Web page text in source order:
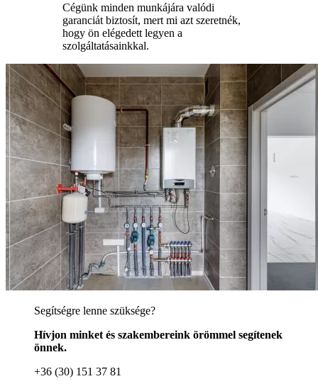
Cégünk minden munkájára valódi
garanciát biztosít, mert mi azt szeretnék,
hogy ön elégedett legyen a
szolgáltatásainkkal.
Segítségre lenne szüksége?
Hívjon minket és szakembereink örömmel segítenek
önnek.
+36 (30) 151 37 81